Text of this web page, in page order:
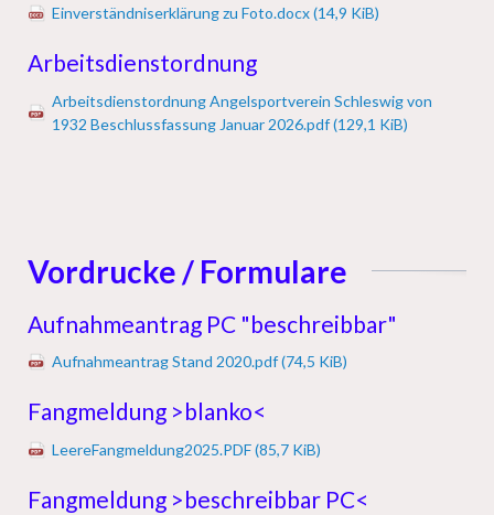
Einverständniserklärung zu Foto.docx(14,9 KiB)
Arbeitsdienstordnung
Arbeitsdienstordnung Angelsportverein Schleswig von
1932 Beschlussfassung Januar 2026.pdf(129,1 KiB)
Vordrucke / Formulare
Aufnahmeantrag PC "beschreibbar"
Aufnahmeantrag Stand 2020.pdf(74,5 KiB)
Fangmeldung >blanko<
LeereFangmeldung2025.PDF(85,7 KiB)
Fangmeldung >beschreibbar PC<